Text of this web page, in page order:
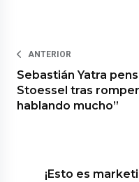
ANTERIOR
Sebastián Yatra
Stoessel tras
hablando mucho”
¡Esto es